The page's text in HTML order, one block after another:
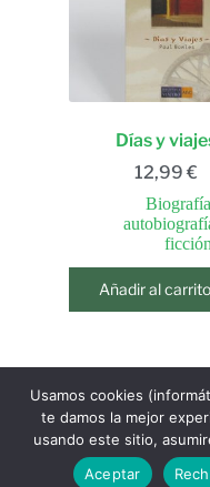
Días y
12,99 €
ficción
Añadir al carrito
ANTERIOR
libros.eco © - Desde
Usamos cookies
te damos la mejor
usando este sitio,
Aceptar